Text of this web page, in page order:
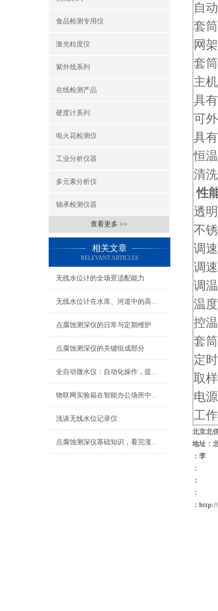
食品检测专用仪
激光粒度仪
紫外线系列
在线检测产品
硬度计系列
电火花检测仪
工业分析仪器
多元素分析仪
轴承检测仪器
查看更多 >>
相关文章
RELEVANT ARTICLES
无线水位计的全场景适配能力
无线水位计在水库、河道中的高效应用
点腐蚀测深仪的日常与定期维护
点腐蚀测深仪的关键组成部分
全自动微水仪：自动化操作，提高检测效率
物联网实验箱在智能办公场所中的应用
浅谈无线水位记录仪
点腐蚀测深仪基础知识，看完涨知识
自
套
主
具
具
恒
清
性
透
不
调
调
调
温
控
套
定
取
电
工
北京北
地址：
：李
：
：
：
： http://